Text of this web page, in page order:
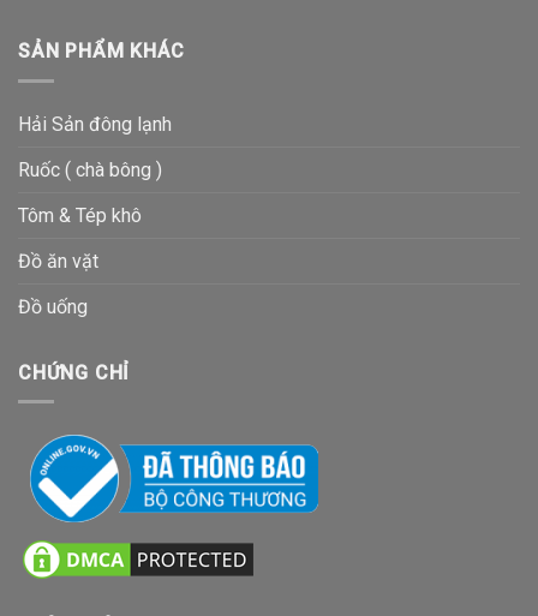
SẢN PHẨM KHÁC
Hải Sản đông lạnh
Ruốc ( chà bông )
Tôm & Tép khô
Đồ ăn vặt
Đồ uống
CHỨNG CHỈ